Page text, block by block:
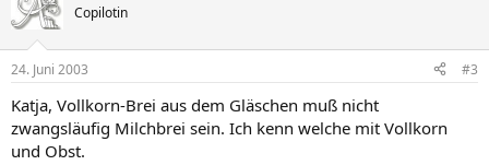
Copilotin
24. Juni 2003 #3
Katja, Vollkorn-Brei aus dem Gläschen muß nicht
zwangsläufig Milchbrei sein. Ich kenn welche mit Vollkorn
und Obst.